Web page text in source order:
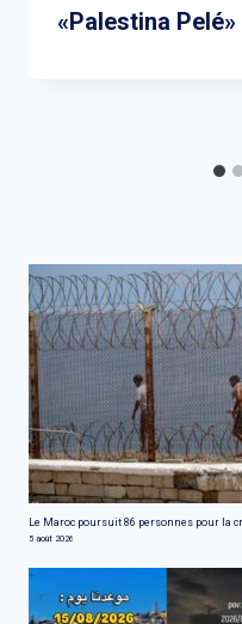
«Palestina Pelé»
Le Maroc poursuit 86 personnes pour la
5 août 2026